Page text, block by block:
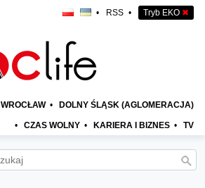
• RSS • Tryb EKO ✖
WROCŁAW • DOLNY ŚLĄSK (AGLOMERACJA)
• CZAS WOLNY • KARIERA I BIZNES • TV